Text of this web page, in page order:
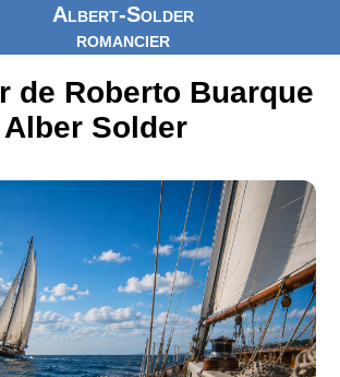
Albert-Solder
romancier
de Roberto Buarque
Alber Solder